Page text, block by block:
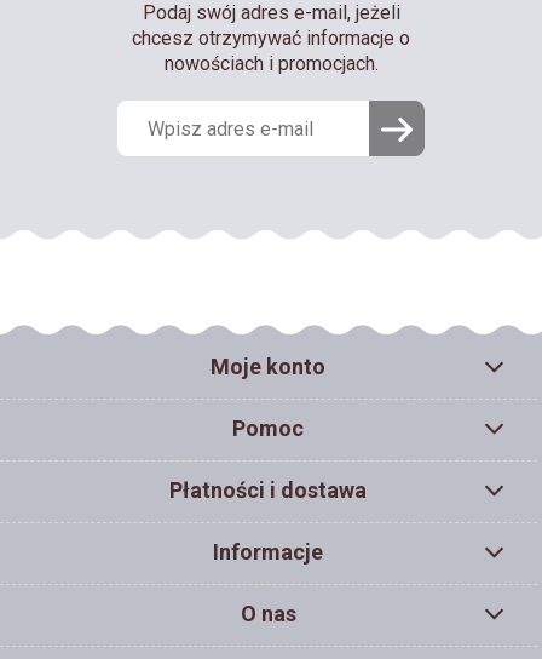
Podaj swój adres e-mail, jeżeli
chcesz otrzymywać informacje o
nowościach i promocjach.
Moje konto
Pomoc
Płatności i dostawa
Informacje
O nas